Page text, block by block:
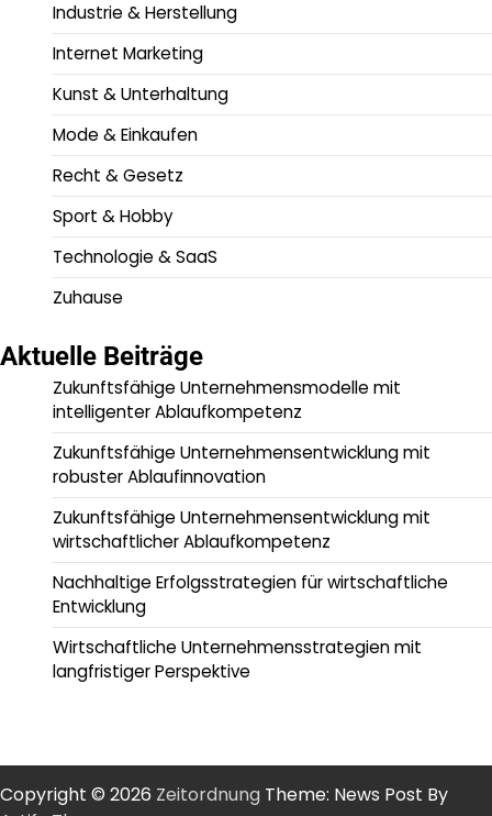
Industrie & Herstellung
Internet Marketing
Kunst & Unterhaltung
Mode & Einkaufen
Recht & Gesetz
Sport & Hobby
Technologie & SaaS
Zuhause
Aktuelle Beiträge
Zukunftsfähige Unternehmensmodelle mit
intelligenter Ablaufkompetenz
Zukunftsfähige Unternehmensentwicklung mit
robuster Ablaufinnovation
Zukunftsfähige Unternehmensentwicklung mit
wirtschaftlicher Ablaufkompetenz
Nachhaltige Erfolgsstrategien für wirtschaftliche
Entwicklung
Wirtschaftliche Unternehmensstrategien mit
langfristiger Perspektive
Copyright © 2026 Zeitordnung Theme: News Post By